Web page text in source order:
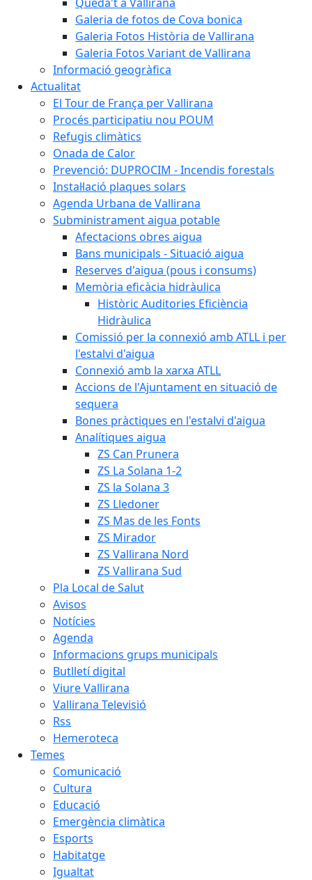
Galeria de fotos de Cova bonica
Galeria Fotos Història de Vallirana
Galeria Fotos Variant de Vallirana
Informació geogràfica
Actualitat
El Tour de França per Vallirana
Procés participatiu nou POUM
Refugis climàtics
Onada de Calor
Prevenció: DUPROCIM - Incendis forestals
Instal·lació plaques solars
Agenda Urbana de Vallirana
Subministrament aigua potable
Afectacions obres aigua
Bans municipals - Situació aigua
Reserves d'aigua (pous i consums)
Memòria eficàcia hidràulica
Històric Auditories Eficiència
Hidràulica
Comissió per la connexió amb ATLL i per
l'estalvi d'aigua
Connexió amb la xarxa ATLL
Accions de l'Ajuntament en situació de
sequera
Bones pràctiques en l'estalvi d'aigua
Analítiques aigua
ZS Can Prunera
ZS La Solana 1-2
ZS la Solana 3
ZS Lledoner
ZS Mas de les Fonts
ZS Mirador
ZS Vallirana Nord
ZS Vallirana Sud
Pla Local de Salut
Avisos
Notícies
Agenda
Informacions grups municipals
Butlletí digital
Viure Vallirana
Vallirana Televisió
Rss
Hemeroteca
Temes
Comunicació
Cultura
Educació
Emergència climàtica
Esports
Habitatge
Igualtat